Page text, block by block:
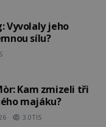
Vyvolaly jeho
sílu?
Kam zmizeli tři
majáku?
3.0TIS